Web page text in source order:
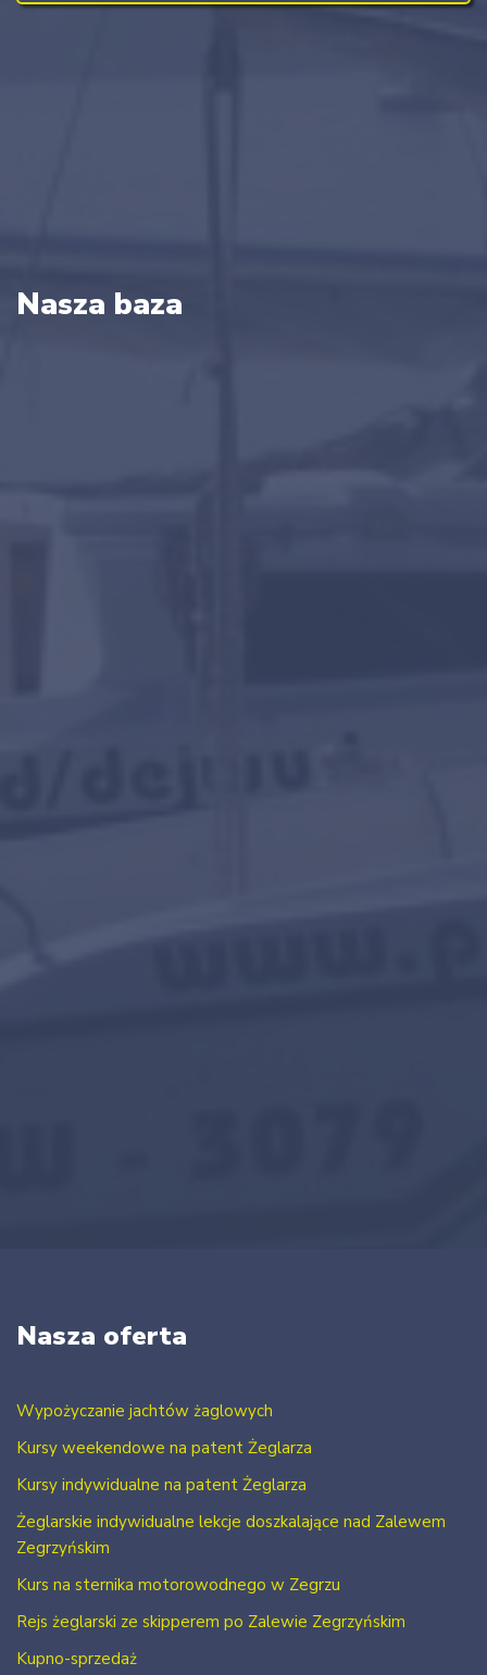
Nasza baza
Nasza oferta
Wypożyczanie jachtów żaglowych
Kursy weekendowe na patent Żeglarza
Kursy indywidualne na patent Żeglarza
Żeglarskie indywidualne lekcje doszkalające nad Zalewem
Zegrzyńskim
Kurs na sternika motorowodnego w Zegrzu
Rejs żeglarski ze skipperem po Zalewie Zegrzyńskim
Kupno-sprzedaż